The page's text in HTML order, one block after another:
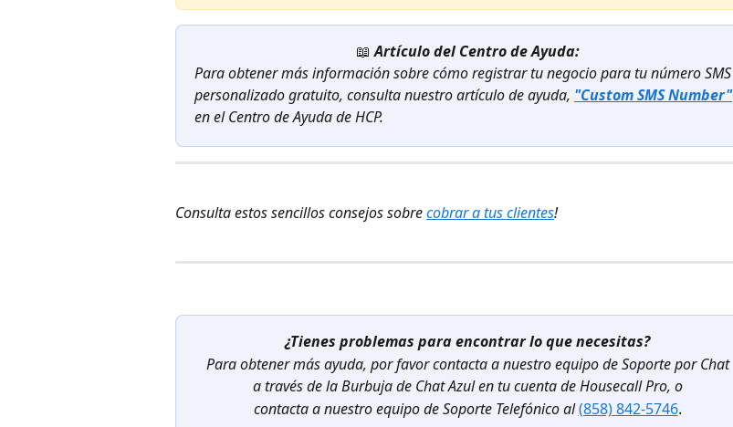
📖 Artículo del Centro de Ayuda:
Para obtener más información sobre cómo registrar tu negocio para tu número SMS
personalizado gratuito, consulta nuestro artículo de ayuda, "Custom SMS Number"
en el Centro de Ayuda de HCP.
Consulta estos sencillos consejos sobre cobrar a tus clientes!
¿Tienes problemas para encontrar lo que necesitas?
Para obtener más ayuda, por favor contacta a nuestro equipo de Soporte por Chat
a través de la Burbuja de Chat Azul en tu cuenta de Housecall Pro, o
contacta a nuestro equipo de Soporte Telefónico al (858) 842-5746.